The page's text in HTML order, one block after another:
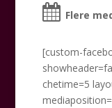
Flere
[custom-
chetime=5